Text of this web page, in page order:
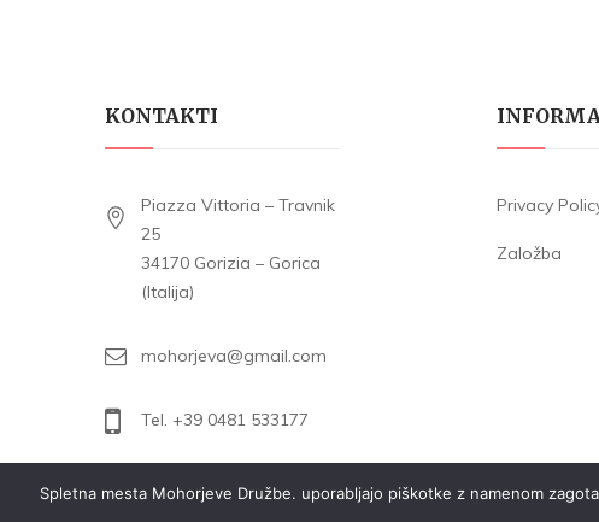
KONTAKTI
Piazza Vittoria – Travnik
25
34170 Gorizia – Gorica
(Italija)
mohorjeva@gmail.com
Tel. +39 0481 533177
Privacy
Založba
Spletna mesta Mohorjeve Družbe. uporabljajo piškotke z namenom